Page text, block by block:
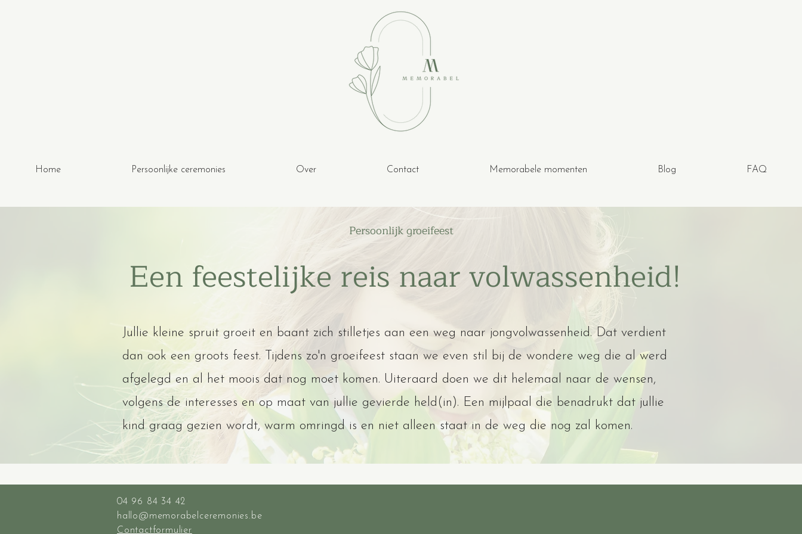
Home Persoonlijke ceremonies Over Contact Memorabele momenten Blog FAQ
Persoonlijk groeifeest
Een feestelijke reis naar volwassenheid!
Jullie kleine spruit groeit en baant zich stilletjes aan een weg naar jongvolwassenheid. Dat verdient
dan ook een groots feest. Tijdens zo'n groeifeest staan we even stil bij de wondere weg die al werd
afgelegd en al het moois dat nog moet komen. Uiteraard doen we dit helemaal naar de wensen,
volgens de interesses en op maat van jullie gevierde held(in). Een mijlpaal die benadrukt dat jullie
kind graag gezien wordt, warm omringd is en niet alleen staat in de weg die nog zal komen.
04 96 84 34 42
hallo@memorabelceremonies.be
Contactformulier